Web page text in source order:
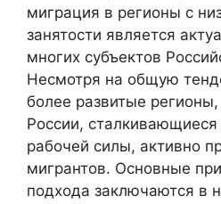
миграция в регионы с
занятости является
многих субъектов
Несмотря на общую
более развитые
России, сталкивающиеся
рабочей силы, активно
мигрантов. Основные
подхода заключаются в